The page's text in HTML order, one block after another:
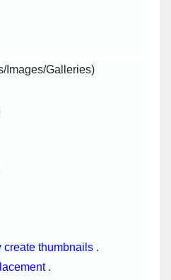
Images/Galleries)
create thumbnails .
.